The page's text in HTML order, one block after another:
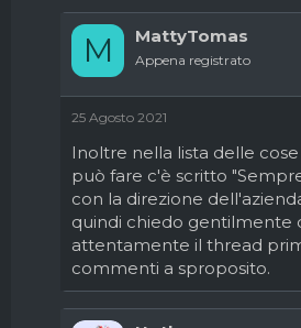
M MattyTomas
Appena registrato
25 Agosto 2021
Inoltre nella lista delle cose
può fare c'è scritto
con la direzione
quindi chiedo gentilmente
attentamente il thread
commenti a sproposito.